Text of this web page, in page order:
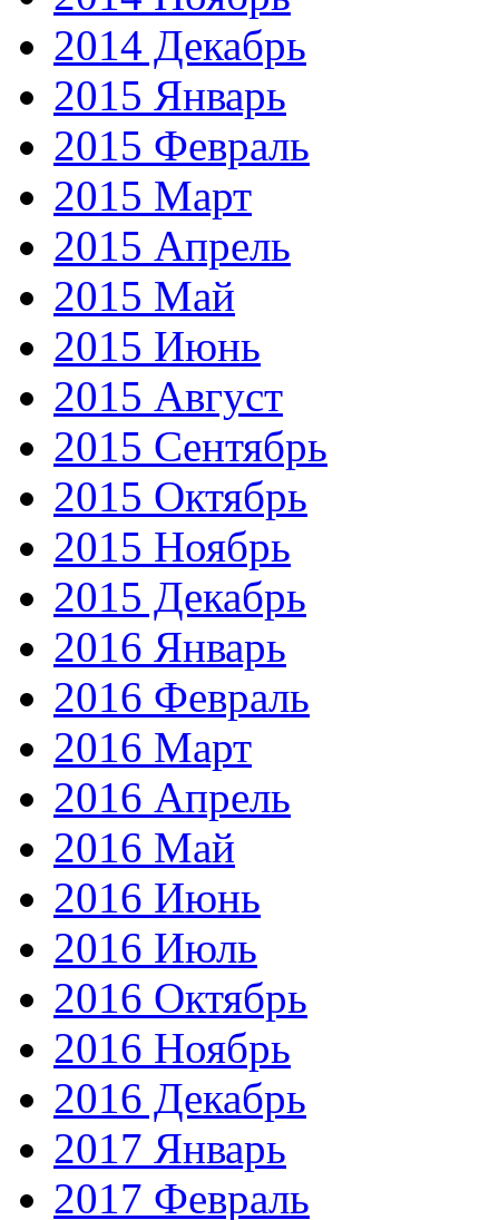
2014 Декабрь
2015 Январь
2015 Февраль
2015 Март
2015 Апрель
2015 Май
2015 Июнь
2015 Август
2015 Сентябрь
2015 Октябрь
2015 Ноябрь
2015 Декабрь
2016 Январь
2016 Февраль
2016 Март
2016 Апрель
2016 Май
2016 Июнь
2016 Июль
2016 Октябрь
2016 Ноябрь
2016 Декабрь
2017 Январь
2017 Февраль